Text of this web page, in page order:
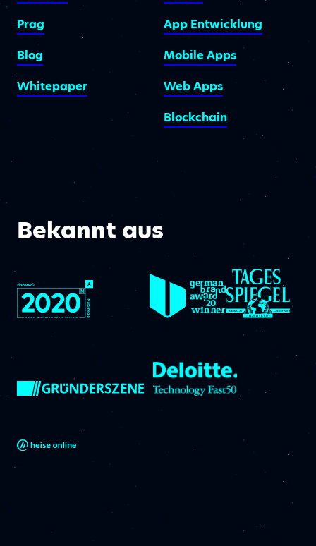
Prag
Blog
Whitepaper
App Entwicklung
Mobile Apps
Web Apps
Blockchain
Bekannt aus